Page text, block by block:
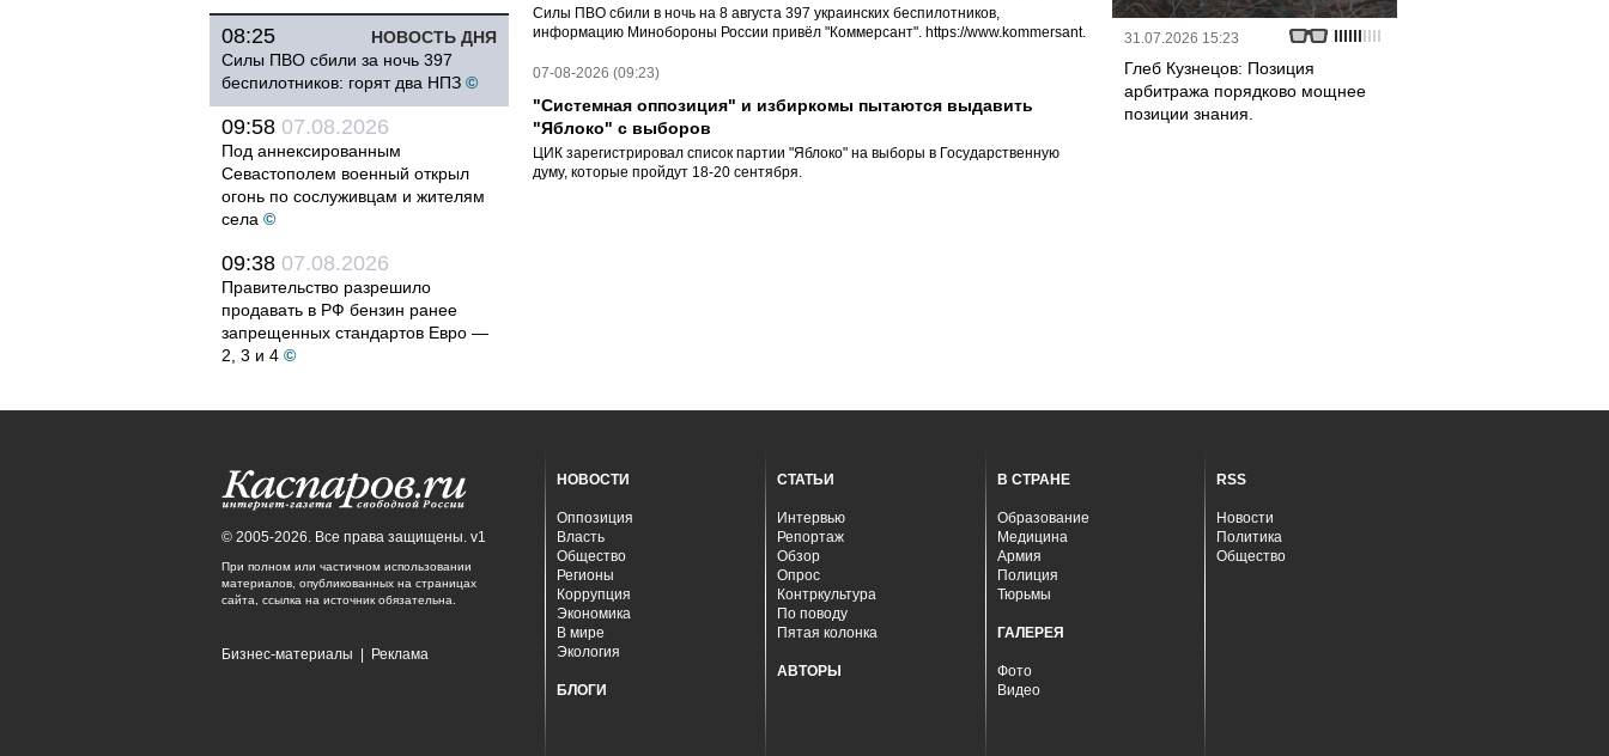
НОВОСТЬ ДНЯ
08:25
Силы ПВО сбили за ночь 397
беспилотников: горят два НПЗ ©
09:58 07.08.2026
Под аннексированным
Севастополем военный открыл
огонь по сослуживцам и жителям
села ©
09:38 07.08.2026
Правительство разрешило
продавать в РФ бензин ранее
запрещенных стандартов Евро —
2, 3 и 4 ©
Силы ПВО сбили в ночь на 8 августа 397 украинских беспилотников,
информацию Минобороны России привёл "Коммерсант". https://www.kommersant.
07-08-2026 (09:23)
"Системная оппозиция" и избиркомы пытаются выдавить
"Яблоко" с выборов
ЦИК зарегистрировал список партии "Яблоко" на выборы в Государственную
думу, которые пройдут 18-20 сентября.
31.07.2026 15:23
Глеб Кузнецов: Позиция
арбитража порядково мощнее
позиции знания.
© 2005-2026. Все права защищены. v1
При полном или частичном использовании
материалов, опубликованных на страницах
сайта, ссылка на источник обязательна.
Бизнес-материалы Реклама
НОВОСТИ
Оппозиция
Власть
Общество
Регионы
Коррупция
Экономика
В мире
Экология
БЛОГИ
СТАТЬИ
Интервью
Репортаж
Обзор
Опрос
Контркультура
По поводу
Пятая колонка
АВТОРЫ
В СТРАНЕ
Образование
Медицина
Армия
Полиция
Тюрьмы
ГАЛЕРЕЯ
Фото
Видео
RSS
Новости
Политика
Общество